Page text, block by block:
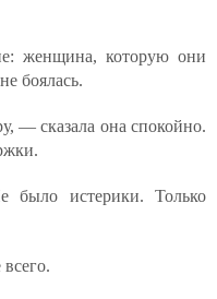
женщина, которую они
боялась.
— сказала она спокойно.
истерики. Только